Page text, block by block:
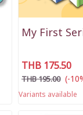
My First
THB 175.50
THB 195.00 (-
Variants available